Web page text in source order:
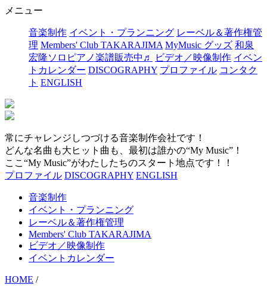
メニュー
音楽制作 イベント・プランニング レーベル＆著作権管
理 Members' Club TAKARAJIMA MyMusic グッズ 和泉
宏隆ソロピアノ楽譜販売中♬
ビデオ／映像制作 イベン
トカレンダー DISCOGRAPHY プロファイル コンタク
ト ENGLISH
常にチャレンジしつづける音楽制作会社です！
どんな名曲も大ヒット曲も、最初は誰かの“My Music”！
ここ“My Music”がわたしたちのスタート地点です！！
プロファイル DISCOGRAPHY ENGLISH
音楽制作
イベント・プランニング
レーベル＆著作権管理
Members' Club TAKARAJIMA
ビデオ／映像制作
イベントカレンダー
HOME /